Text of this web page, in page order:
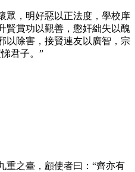
眾，明好惡以正法度，學校庠
賢賞功以觀善，懲奸絀失以醜
以除害，接賢連友以廣智，宗
君子。”
重之臺，顧使者曰：“齊亦有